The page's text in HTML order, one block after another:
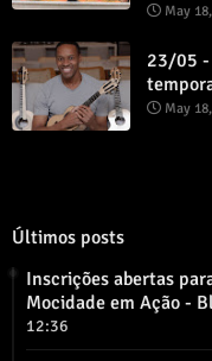
May
23/05 -
May
Últimos posts
Inscrições abertas
Mocidade em Ação -
12:36